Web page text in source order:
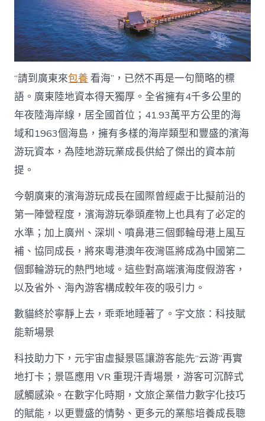
“請到廣東來包養 看海”，已然不再是一句簡略的標
語。廣東陸地資本得天獨厚。全省擁有4千多公里的
年夜陸海岸線，居全國首位；41.93萬平方公里的海
域和1963個海島，擁有多樣的海岸類型和豐盛的濱海
游玩資本，為陸地游玩業成長供給了傑出的資本前
提。
今朝廣東的濱海游玩成長在國際曾經處于比擬前沿的
第一陣營程度，濱海游玩拳頭產物上也具有了必定的
水準；加上廣州、深圳、噴鼻港三個郵輪母港上風互
補、協同成長，將來粵港澳年夜灣區將成為中國第二
個郵輪游玩的熱門地域。這些對高端濱海度假游客，
以及省外、海內游客構成較年夜的吸引力。
數貓終於寧靜上去，乖乖地睡著了。字文旅：科技賦
能新場景
科技助力下，元宇宙虛擬景區讓游客能先“云游”再實
地打卡；景區應用 VR 重現汗青場景，游客可沉醉式
感觸感染。在數字化時期，文旅企業借力數字化技巧
的賦能，以更豐盛的情勢、更多元的業態培養成長聰